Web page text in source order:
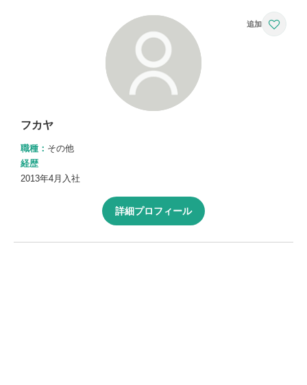
フカヤ
職種： その他
経歴
2013年4月入社
詳細プロフィール